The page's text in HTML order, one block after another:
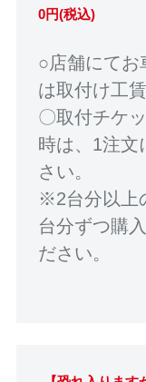
0円(税込)
○店舗にてお
は取付け工
〇取付チケ
時は、1注文
さい。
※2台分以上
台分ずつ購
ださい。